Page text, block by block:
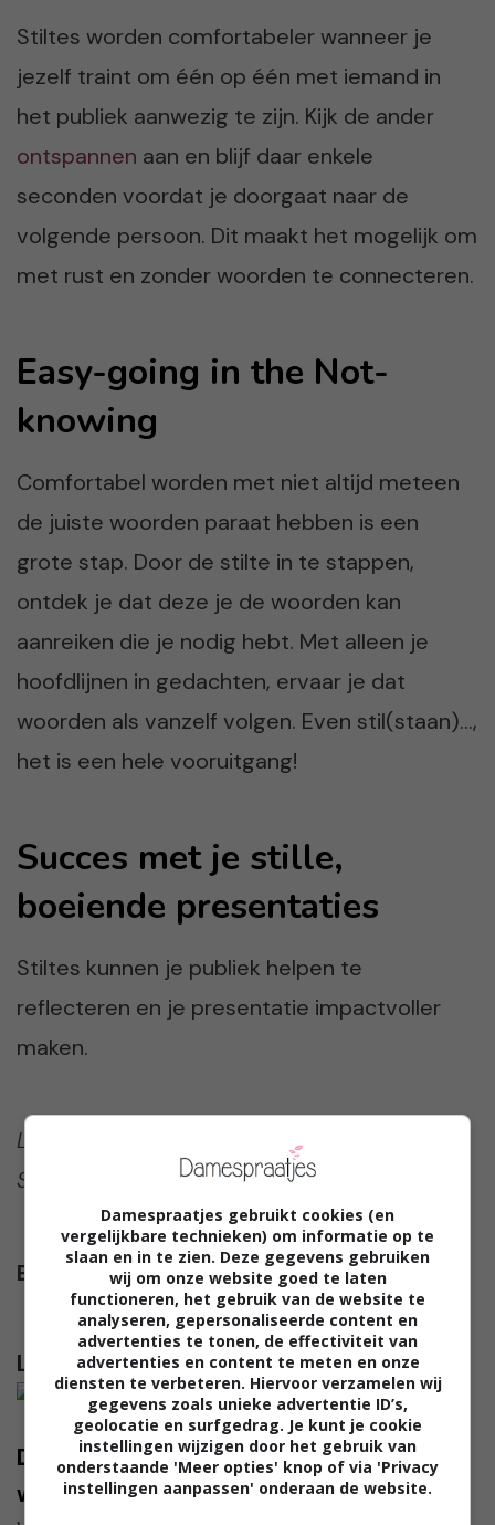
Stiltes worden comfortabeler wanneer je
jezelf traint om één op één met iemand in
het publiek aanwezig te zijn. Kijk de ander
ontspannen aan en blijf daar enkele
seconden voordat je doorgaat naar de
volgende persoon. Dit maakt het mogelijk om
met rust en zonder woorden te connecteren.
Easy-going in the Not-
knowing
Comfortabel worden met niet altijd meteen
de juiste woorden paraat hebben is een
grote stap. Door de stilte in te stappen,
ontdek je dat deze je de woorden kan
aanreiken die je nodig hebt. Met alleen je
hoofdlijnen in gedachten, ervaar je dat
woorden als vanzelf volgen. Even stil(staan)…,
het is een hele vooruitgang!
Succes met je stille,
boeiende presentaties
Stiltes kunnen je publiek helpen te
reflecteren en je presentatie impactvoller
maken.
Lianne Ebbinkhuijsen
Streamconsult
Bovenste afbeelding:Unsplash+
Lees verder...
Dagmar: ‘Ik erger me enorm aan de
whatsappsgroep van mijn werk’
Damespraatjes gebruikt cookies (en
vergelijkbare technieken) om informatie op te
slaan en in te zien. Deze gegevens gebruiken
wij om onze website goed te laten
functioneren, het gebruik van de website te
analyseren, gepersonaliseerde content en
advertenties te tonen, de effectiviteit van
advertenties en content te meten en onze
diensten te verbeteren. Hiervoor verzamelen wij
gegevens zoals unieke advertentie ID’s,
geolocatie en surfgedrag. Je kunt je cookie
instellingen wijzigen door het gebruik van
onderstaande 'Meer opties' knop of via 'Privacy
instellingen aanpassen' onderaan de website.